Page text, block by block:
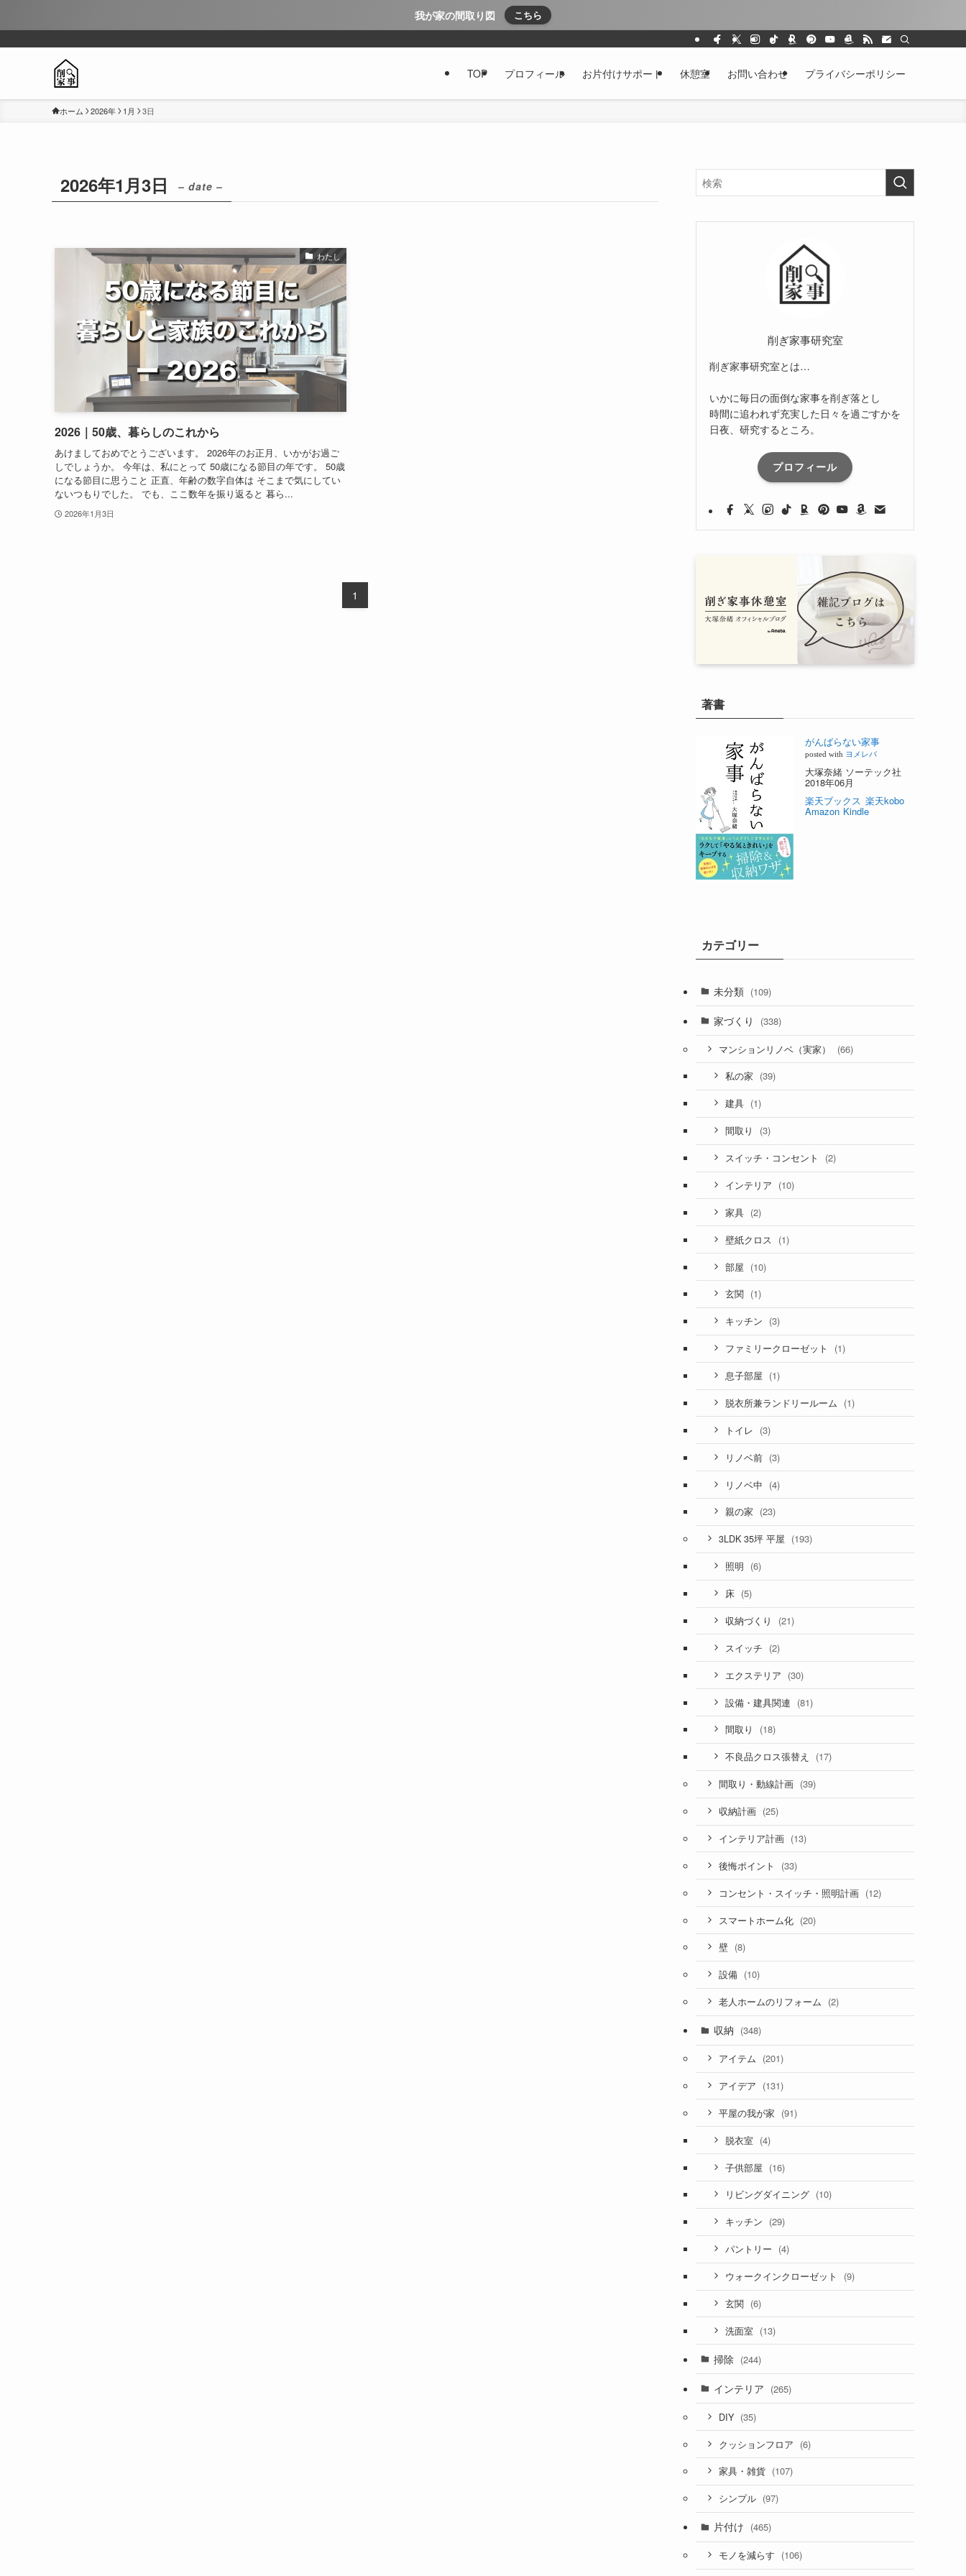
我が家の間取り図 こちら
TOP プロフィール お片付けサポート 休憩室 お問い合わせ プライバシーポリシー
ホーム 2026年 1月 3日
2026年1月3日 – date –
わたし
2026｜50歳、暮らしのこれから
あけましておめでとうございます。 2026年のお正月、いかがお過ご
しでしょうか。 今年は、私にとって 50歳になる節目の年です。 50歳
になる節目に思うこと 正直、年齢の数字自体は そこまで気にしてい
ないつもりでした。 でも、ここ数年を振り返ると 暮ら...
2026年1月3日
1
削ぎ家事研究室
削ぎ家事研究室とは…
いかに毎日の面倒な家事を削ぎ落とし
時間に追われず充実した日々を過ごすかを
日夜、研究するところ。
プロフィール
著書
がんばらない家事
posted with ヨメレバ
大塚奈緒 ソーテック社
2018年06月
楽天ブックス 楽天kobo
Amazon Kindle
カテゴリー
未分類 (109)
家づくり (338)
マンションリノベ（実家） (66)
私の家 (39)
建具 (1)
間取り (3)
スイッチ・コンセント (2)
インテリア (10)
家具 (2)
壁紙クロス (1)
部屋 (10)
玄関 (1)
キッチン (3)
ファミリークローゼット (1)
息子部屋 (1)
脱衣所兼ランドリールーム (1)
トイレ (3)
リノベ前 (3)
リノベ中 (4)
親の家 (23)
3LDK 35坪 平屋 (193)
照明 (6)
床 (5)
収納づくり (21)
スイッチ (2)
エクステリア (30)
設備・建具関連 (81)
間取り (18)
不良品クロス張替え (17)
間取り・動線計画 (39)
収納計画 (25)
インテリア計画 (13)
後悔ポイント (33)
コンセント・スイッチ・照明計画 (12)
スマートホーム化 (20)
壁 (8)
設備 (10)
老人ホームのリフォーム (2)
収納 (348)
アイテム (201)
アイデア (131)
平屋の我が家 (91)
脱衣室 (4)
子供部屋 (16)
リビングダイニング (10)
キッチン (29)
パントリー (4)
ウォークインクローゼット (9)
玄関 (6)
洗面室 (13)
掃除 (244)
インテリア (265)
DIY (35)
クッションフロア (6)
家具・雑貨 (107)
シンプル (97)
片付け (465)
モノを減らす (106)